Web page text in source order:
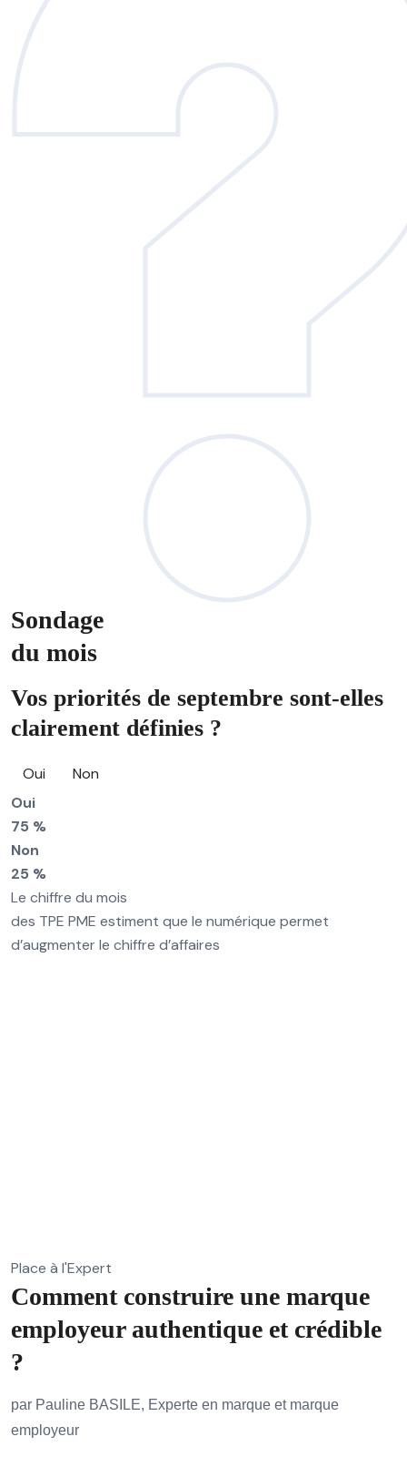
Sondage
du mois
Vos priorités de septembre sont-elles
clairement définies ?
Oui
Non
Oui
75 %
Non
25 %
Le chiffre du mois
des TPE PME estiment que le numérique permet
d’augmenter le chiffre d’affaires
Place à l'Expert
Comment construire une marque
employeur authentique et crédible
?
par Pauline BASILE, Experte en marque et marque
employeur